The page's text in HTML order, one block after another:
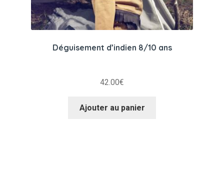
Déguisement d’indien 8/10 ans
42.00€
Ajouter au panier